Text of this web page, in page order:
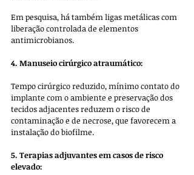
Em pesquisa, há também ligas metálicas com
liberação controlada de elementos
antimicrobianos.
4. Manuseio cirúrgico atraumático:
Tempo cirúrgico reduzido, mínimo contato do
implante com o ambiente e preservação dos
tecidos adjacentes reduzem o risco de
contaminação e de necrose, que favorecem a
instalação do biofilme.
5. Terapias adjuvantes em casos de risco
elevado: